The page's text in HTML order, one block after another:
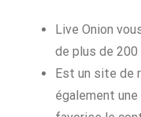
Live Onion
de plus de 200
Est un site de
également